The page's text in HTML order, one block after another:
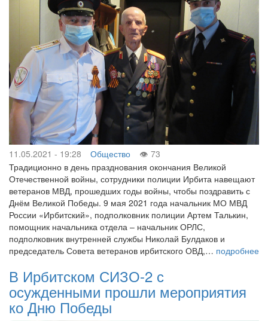
11.05.2021 - 19:28 Общество
73
Традиционно в день празднования окончания Великой
Отечественной войны, сотрудники полиции Ирбита навещают
ветеранов МВД, прошедших годы войны, чтобы поздравить с
Днём Великой Победы. 9 мая 2021 года начальник МО МВД
России «Ирбитский», подполковник полиции Артем Талькин,
помощник начальника отдела – начальник ОРЛС,
подполковник внутренней службы Николай Булдаков и
председатель Совета ветеранов ирбитского ОВД,… подробнее
В Ирбитском СИЗО-2 с
осужденными прошли мероприятия
ко Дню Победы